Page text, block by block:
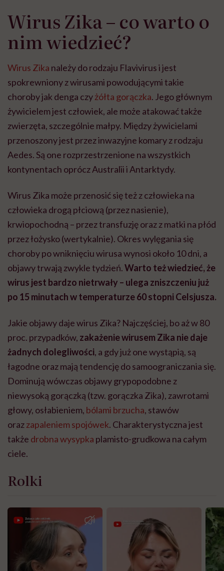
Wirus Zika – co warto o
nim wiedzieć?
Wirus Zika należy do rodzaju Flavivirus i jest
spokrewniony z wirusami powodującymi takie
choroby jak denga czyżółta gorączka. Jego głównym
żywicielem jest człowiek, ale może atakować także
zwierzęta, szczególnie małpy. Między żywicielami
przenoszony jest przez inwazyjne komary z rodzaju
Aedes. Są one rozprzestrzenione na wszystkich
kontynentach oprócz Australii i Antarktydy.
Wirus Zika może przenosić się też z człowieka na
człowieka drogą płciową (przez nasienie),
krwiopochodną – przez transfuzję oraz z matki na płód
przez łożysko (wertykalnie). Okres wylęgania się
choroby po wniknięciu wirusa wynosi około 10 dni, a
objawy trwają zwykle tydzień.Warto też wiedzieć, że
wirus jest bardzo nietrwały – ulega zniszczeniu już
po 15 minutach w temperaturze 60 stopni Celsjusza.
Jakie objawy daje wirus Zika? Najczęściej, bo aż w 80
proc. przypadków, zakażenie wirusem Zika nie daje
żadnych dolegliwości, a gdy już one wystąpią, są
łagodne oraz mają tendencję do samoograniczania się.
Dominują wówczas objawy grypopodobne z
niewysoką gorączką (tzw. gorączka Zika), zawrotami
głowy, osłabieniem, bólami brzucha, stawów
orazzapaleniem spojówek. Charakterystyczna jest
także drobna wysypka plamisto-grudkowa na całym
ciele.
Rolki